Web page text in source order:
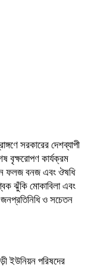
সরকারের দেশব্যাপী
বৃক্ষরোপণ কার্যক্রম
ফলজ বনজ এবং ঔষধি
ঝুঁকি মোকাবিলা এবং
জনপ্রতিনিধি ও সচেতন
ইউনিয়ন পরিষদের